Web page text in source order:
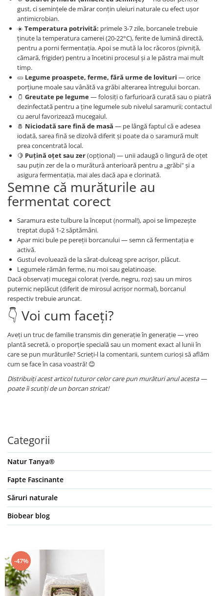
gust, ci semințele de mărar conțin uleiuri naturale cu efect ușor
antimicrobian.
☀️Temperatura potrivită: primele 3-7 zile, borcanele trebuie
ținute la temperatura camerei (20-22°C), ferite de lumină directă,
pentru a porni fermentația. Apoi se mută la loc răcoros (pivniță,
cămară, frigider) pentru a încetini procesul și a le păstra mai mult
timp.
🥒 Legume proaspete, ferme, fără urme de lovituri — orice
porțiune moale sau vânătă va grăbi alterarea întregului borcan.
🫙 Greutate pe legume— folosiți o farfurioară curată sau o piatră
dezinfectată pentru a ține legumele sub nivelul saramurii; contactul
cu aerul favorizează mucegaiul.
🧂 Niciodată sare fină de masă — pe lângă faptul că e adesea
iodată, sarea fină se dizolvă diferit și poate da o saramură mult
prea concentrată local.
🍋 Puțină oțet sau zer(opțional) — unii adaugă o lingură de oțet
sau puțin zer de la o murătură anterioară pentru a „grăbi" și a
asigura fermentația, mai ales dacă apa e clorinată.
Semne că murăturile au
fermentat corect
Saramura este tulbure la început (normal!), apoi se limpezește
treptat după 1-2 săptămâni.
Apar mici bule pe pereții borcanului — semn că fermentația e
activă.
Gustul evoluează de la sărat-dulceag spre acrișor, plăcut.
Legumele rămân ferme, nu moi sau gelatinoase.
Dacă observați mucegai colorat (verde, negru, roz) sau un miros
puternic neplăcut (diferit de mirosul acrișor normal), borcanul
respectiv trebuie aruncat.
👇 Voi cum faceți?
Aveți un truc de familie transmis din generație în generație — vreo
plantă secretă, o proporție specială sau un moment exact al lunii în
care se pun murăturile? Scrieți-l la comentarii, suntem curioși să aflăm
cum se face în casa voastră! 😊
Distribuiți acest articol tuturor celor care pun murături anul acesta —
poate îi scutiți de un borcan stricat!
Categorii
Natur Tanya®
Fapte Fascinante
Săruri naturale
Biobear blog
-47%